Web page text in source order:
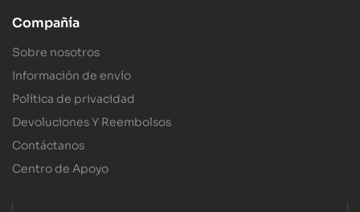
Compañía
Sobre nosotros
Información de envío
Política de privacidad
Devoluciones Y Reembolsos
Contáctanos
Centro de Apoyo